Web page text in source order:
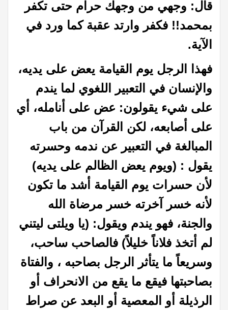
قال: وجهي من وجهك حرام حتى تكفر
بمحمد!! فكفر وارتد عقبة كما ورد في
الآية.
فهذا الرجل يوم القيامة يعض على يديه،
والإنسان في التعبير اللغوي لما يندم
على شيء يقولون: عض على أنامله، أي
على أصابعه، لكن القرآن من باب
المبالغة في التعبير عن ندمه وحسرته
يقول : (ويوم يعض الظالم على يديه)
لأن حسرات يوم القيامة أشد ما تكون
لأنه خسر آخرته خسر مرضاة الله
والجنة، فهو يندم ويقول: (يا ويلتى ليتني
لم أتخذ فلاناً خليلاً) فالصاحب ساحب،
وسريعاً ما يتأثر الرجل بصاحبه ، والفتاة
بصاحبتها فيقع ما يقع من الانحراف أو
الرذيلة أو المعصية أو البعد عن صراط